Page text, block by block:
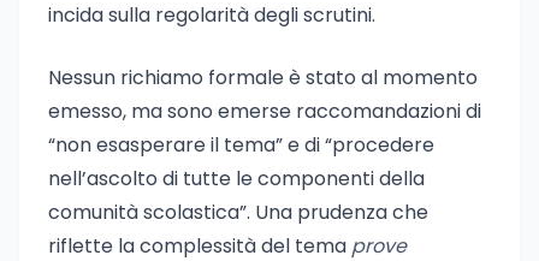
incida sulla regolarità degli scrutini.
Nessun richiamo formale è stato al momento
emesso, ma sono emerse raccomandazioni di
“non esasperare il tema” e di “procedere
nell’ascolto di tutte le componenti della
comunità scolastica”. Una prudenza che
riflette la complessità del tema prove